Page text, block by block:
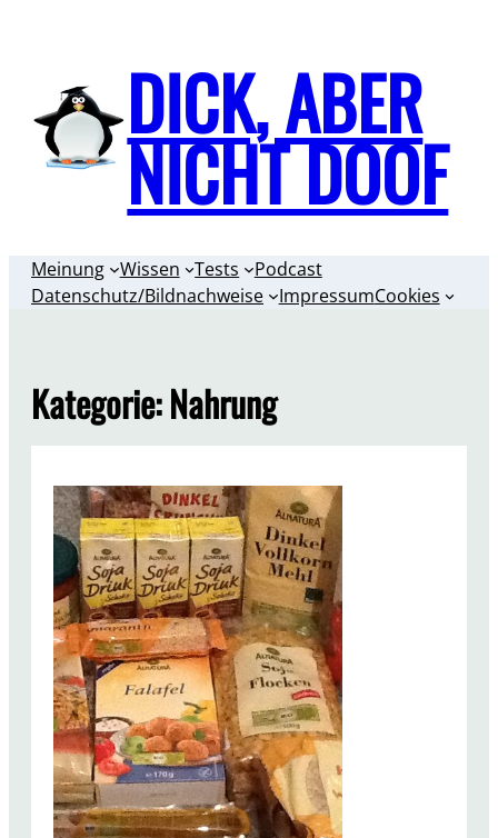
springen
DICK, ABER
NICHT DOOF
Meinung Wissen Tests
Podcast
Datenschutz/Bildnachweise
ImpressumCookies
Kategorie:Nahrung